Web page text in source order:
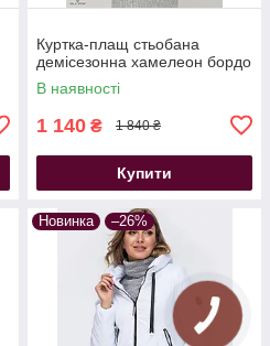
Куртка-плащ стьобана
демісезонна хамелеон бордо
В наявності
1 140 ₴ 1 840 ₴
Купити
Новинка –26%